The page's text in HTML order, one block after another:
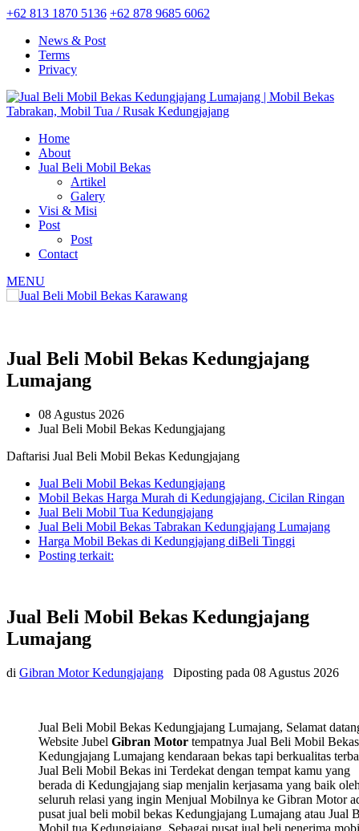
+62 813 1870 5136 +62 878 9685 6062
News & Post
Terms
Privacy
Home
About
Jual Beli Mobil Bekas
Artikel
Galery
Visi & Misi
Post
Post
Contact
MENU
Jual Beli Mobil Bekas Kedungjajang
Lumajang
08 Agustus 2026
Jual Beli Mobil Bekas Kedungjajang
Daftarisi Jual Beli Mobil Bekas Kedungjajang
Jual Beli Mobil Bekas Kedungjajang
Mobil Bekas Harga Murah di Kedungjajang, Cicilan Ringan
Jual Beli Mobil Tua Kedungjajang
Jual Beli Mobil Bekas Tabrakan Kedungjajang Lumajang
Harga Mobil Bekas di Kedungjajang diBeli Tinggi
Posting terkait:
Jual Beli Mobil Bekas Kedungjajang
Lumajang
di Gibran Motor Kedungjajang Diposting pada 08 Agustus 2026
Jual Beli Mobil Bekas Kedungjajang Lumajang, Selamat
Website Jubel Gibran Motor tempatnya Jual Beli Mobil Bekas
Kedungjajang Lumajang kendaraan bekas tapi berkualitas
Jual Beli Mobil Bekas ini Terdekat dengan tempat kamu yang
berada di Kedungjajang siap menjalin kerjasama yang baik
seluruh relasi yang ingin Menjual Mobilnya ke Gibran Motor
pusat jual beli mobil bekas Kedungjajang Lumajang atau Jual
Mobil tua Kedungjajang. Sebagai pusat jual beli penerima